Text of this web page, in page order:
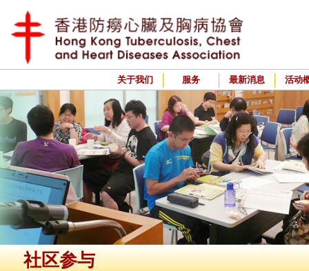
关于我们 服务 最新消息 活动
社区参与